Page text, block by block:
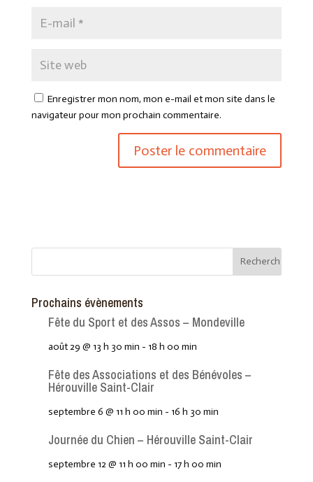
Enregistrer mon nom, mon e-mail et mon site dans le
navigateur pour mon prochain commentaire.
Prochains évènements
Fête du Sport et des Assos – Mondeville
août 29 @ 13 h 30 min - 18 h 00 min
Fête des Associations et des Bénévoles –
Hérouville Saint-Clair
septembre 6 @ 11 h 00 min - 16 h 30 min
Journée du Chien – Hérouville Saint-Clair
septembre 12 @ 11 h 00 min - 17 h 00 min